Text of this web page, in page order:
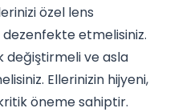
özel lens
etmelisiniz.
değiştirmeli ve asla
Ellerinizin hijyeni,
öneme sahiptir.